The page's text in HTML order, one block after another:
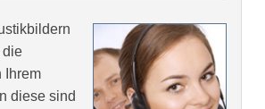
die
Ihrem
diese sind